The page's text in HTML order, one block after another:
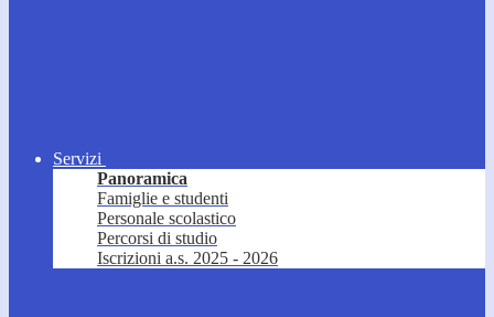
Servizi
Panoramica
Famiglie e studenti
Personale scolastico
Percorsi di studio
Iscrizioni a.s. 2025 - 2026